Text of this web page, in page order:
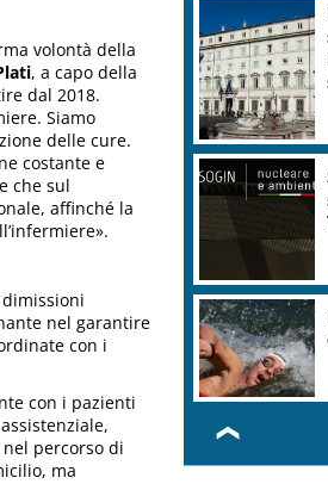
volontà della
, a capo della
dal 2018.
Siamo
delle cure.
costante e
che sul
affinché la
nel garantire
con i
con i pazienti
percorso di
ma
❮